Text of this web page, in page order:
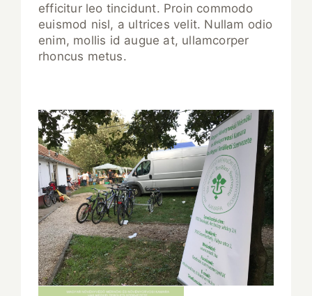
efficitur leo tincidunt. Proin commodo
euismod nisl, a ultrices velit. Nullam odio
enim, mollis id augue at, ullamcorper
rhoncus metus.